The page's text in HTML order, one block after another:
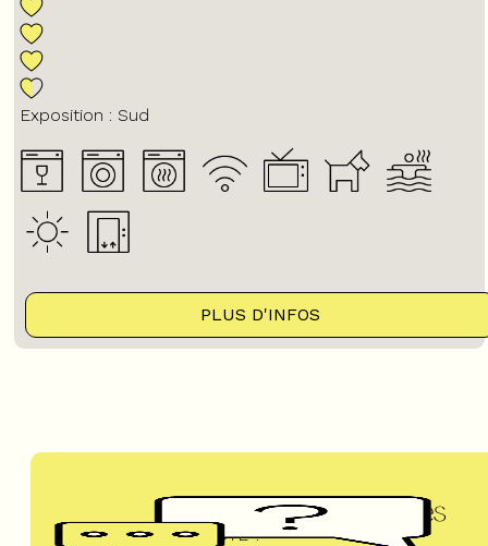
Exposition : Sud
PLUS D'INFOS
Questions fréquentes
UN DOUTE ?